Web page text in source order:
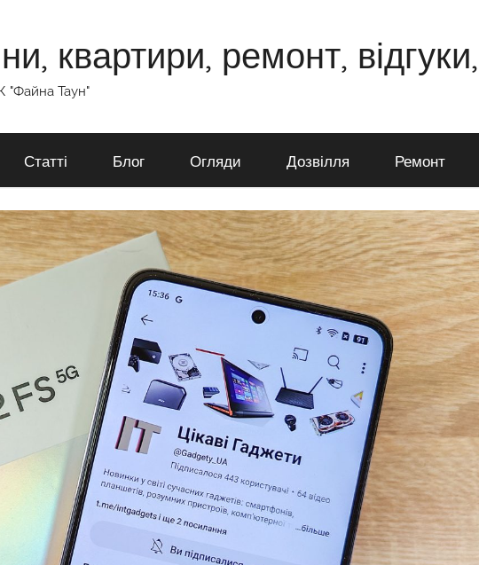
квартири, ремонт,
"Файна Таун"
Статті Блог Огляди Дозвілля Ремонт